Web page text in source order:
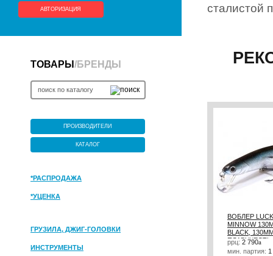
АВТОРИЗАЦИЯ
ТОВАРЫ /БРЕНДЫ
ПРОИЗВОДИТЕЛИ
КАТАЛОГ
*РАСПРОДАЖА
*УЦЕНКА
ГРУЗИЛА, ДЖИГ-ГОЛОВКИ
ИНСТРУМЕНТЫ
сталистой
ВОБЛЕР
MINNOW
BLACK,
ррц: 2 790a
мин. партия: 1